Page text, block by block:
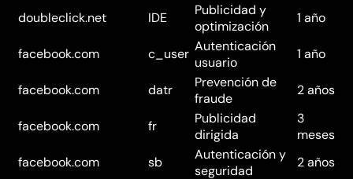
doubleclick.net IDE
Publicidad y
optimización
1 año
facebook.com c_user Autenticación
usuario
1 año
facebook.com datr
Prevención de
fraude
2 años
facebook.com fr
Publicidad
dirigida
3
meses
facebook.com
sb
Autenticación y
seguridad
2 años